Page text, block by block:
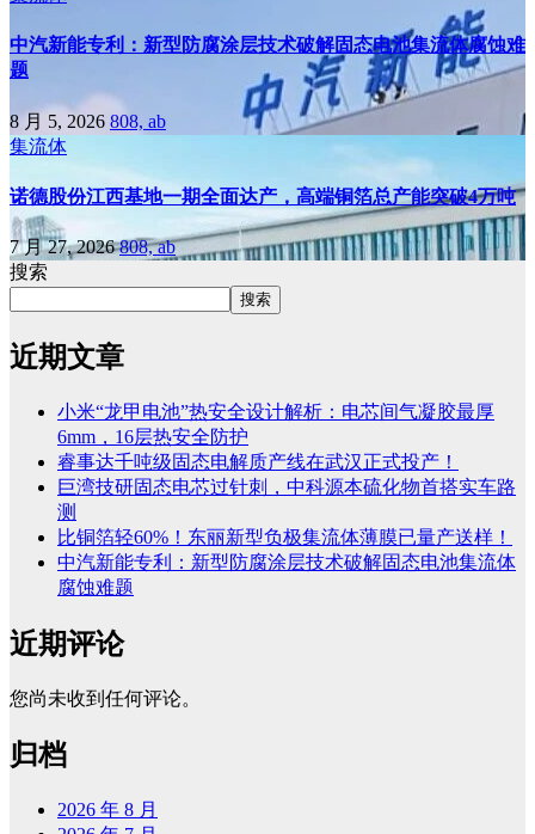
中汽新能专利：新型防腐涂层技术破解固态电池集流体腐蚀难
题
8 月 5, 2026 808, ab
集流体
诺德股份江西基地一期全面达产，高端铜箔总产能突破4万吨
7 月 27, 2026808, ab
搜索
搜索
近期文章
小米“龙甲电池”热安全设计解析：电芯间气凝胶最厚
6mm，16层热安全防护
睿事达千吨级固态电解质产线在武汉正式投产！
巨湾技研固态电芯过针刺，中科源本硫化物首搭实车路
测
比铜箔轻60%！东丽新型负极集流体薄膜已量产送样！
中汽新能专利：新型防腐涂层技术破解固态电池集流体
腐蚀难题
近期评论
您尚未收到任何评论。
归档
2026 年 8 月